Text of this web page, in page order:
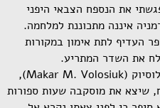
את הנספח הצבאי היפני
איננה מתכוננת למלחמה.
אולם טרפר העדיף לתת אימון במקורות
את השדר המתריע.
ב- 23 ליוני הגיע לווישי קולונל וולוסיוק (Makar M. Volosiuk),
שיצא את מוסקבה שעות ספורות